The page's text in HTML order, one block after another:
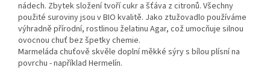
nádech. Zbytek složení tvoří cukr a šťáva z citronů. Všechny
použité suroviny jsou v BIO kvalitě. Jako ztužovadlo používáme
výhradně přírodní, rostlinou želatinu Agar, což umocňuje silnou
ovocnou chuť bez špetky chemie.
Marmeláda chuťově skvěle doplní měkké sýry s bílou plísní na
povrchu - například Hermelín.